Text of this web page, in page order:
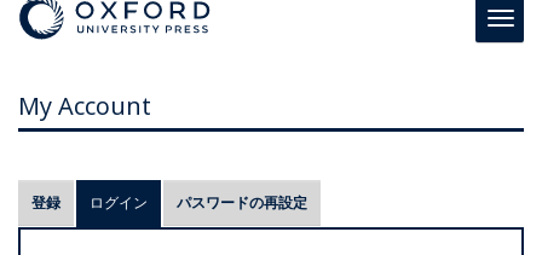
My Account
プ
ラ
登録 ログイン (アクティブなタブ)
パスワードの再設定